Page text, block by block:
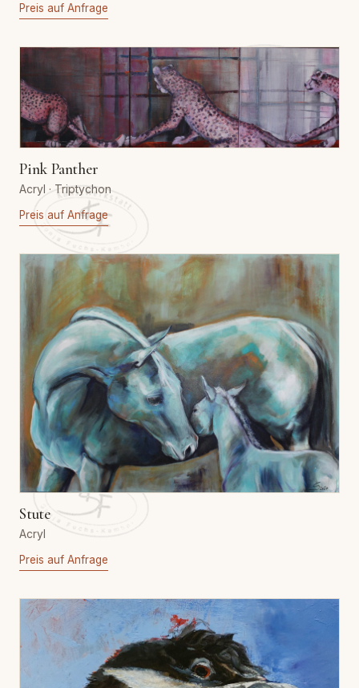
Preis auf Anfrage
Pink Panther
Acryl · Triptychon
Preis auf Anfrage
Stute
Acryl
Preis auf Anfrage